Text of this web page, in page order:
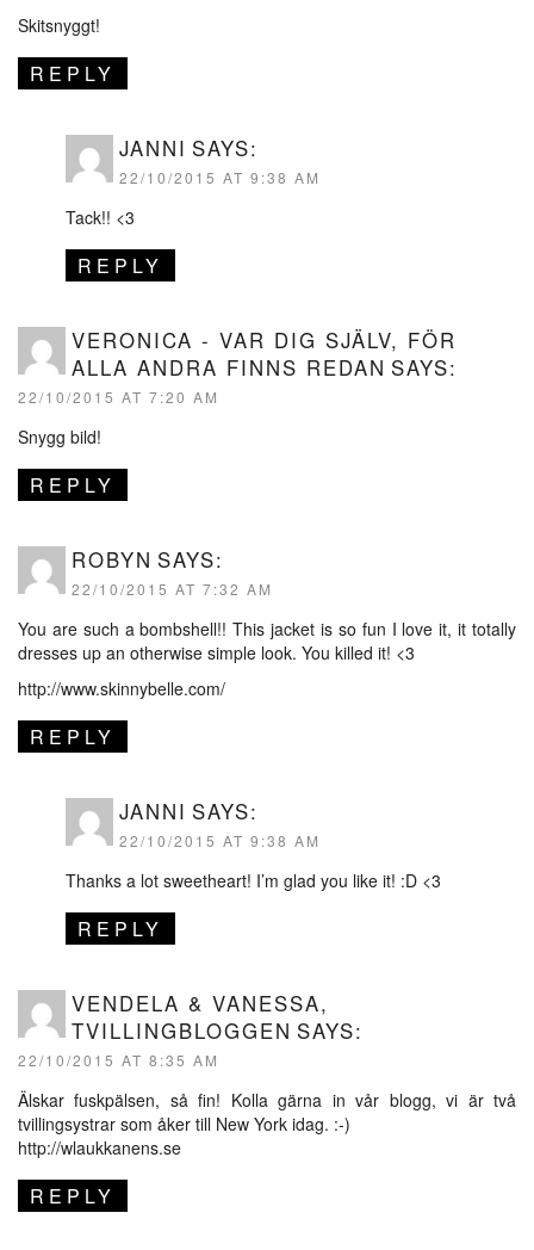
Skitsnyggt!
REPLY
JANNI SAYS:
22/10/2015 AT 9:38 AM
Tack!! <3
REPLY
VERONICA - VAR DIG SJÄLV, FÖR
ALLA ANDRA FINNS REDAN SAYS:
22/10/2015 AT 7:20 AM
Snygg bild!
REPLY
ROBYN SAYS:
22/10/2015 AT 7:32 AM
You are such a bombshell!! This jacket is so fun I love it, it totally
dresses up an otherwise simple look. You killed it! <3
http://www.skinnybelle.com/
REPLY
JANNI SAYS:
22/10/2015 AT 9:38 AM
Thanks a lot sweetheart! I’m glad you like it! :D <3
REPLY
VENDELA & VANESSA,
TVILLINGBLOGGEN SAYS:
22/10/2015 AT 8:35 AM
Älskar fuskpälsen, så fin! Kolla gärna in vår blogg, vi är två
tvillingsystrar som åker till New York idag. :-)
http://wlaukkanens.se
REPLY